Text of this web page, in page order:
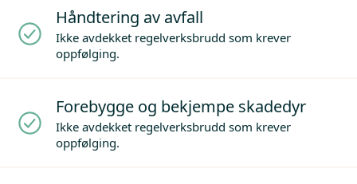
Håndtering av avfall
Ikke avdekket regelverksbrudd som krever
oppfølging.
Forebygge og bekjempe skadedyr
Ikke avdekket regelverksbrudd som krever
oppfølging.